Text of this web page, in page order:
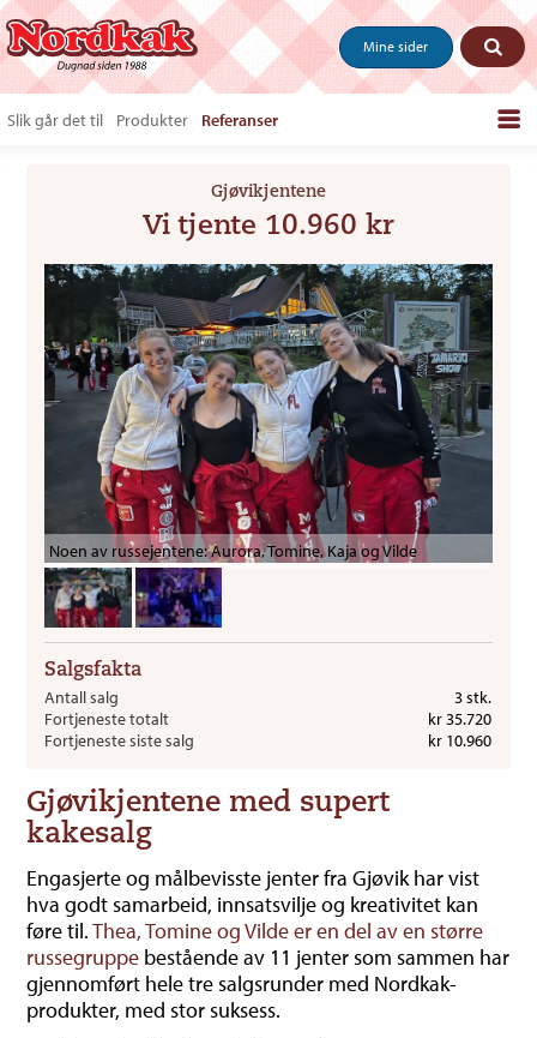
Mine sider
Slik går det til Produkter Referanser
Salgstips & last ned
Vanlige spørsmål
Kontakt
Gjøvikjentene
Vi tjente 10.960 kr
Noen av russejentene: Aurora, Tomine, Kaja og Vilde
Salgsfakta
Antall salg
3 stk.
Fortjeneste totalt
kr 35.720
Fortjeneste siste salg
kr 10.960
Gjøvikjentene med supert
kakesalg
Engasjerte og målbevisste jenter fra Gjøvik har vist
hva godt samarbeid, innsatsvilje og kreativitet kan
føre til.Thea, Tomine og Vilde er en del av en større
russegruppe bestående av 11 jenter som sammen har
gjennomført hele tre salgsrunder med Nordkak-
produkter, med stor suksess.